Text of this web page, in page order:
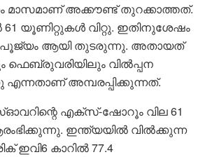
മാസമാണ് അക്കൗണ്ട് തുറക്കാത്തത്.
61 യൂണിറ്റുകള്‍ വിറ്റു. ഇതിനുശേഷം
പൂജ്യം ആയി തുടരുന്നു. അതായത്
ഫെബ്രുവരിയിലും വില്‍പ്പന
അമ്പരപ്പിക്കുന്നത്.
എക്സ്-ഷോറൂം വില 61
ഇന്ത്യയില്‍ വില്‍ക്കുന്ന
ഇവി6 കാറില്‍ 77.4